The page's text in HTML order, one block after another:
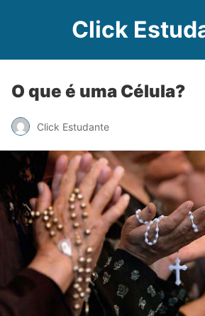
Click
O que é uma Célula?
Click Estudante